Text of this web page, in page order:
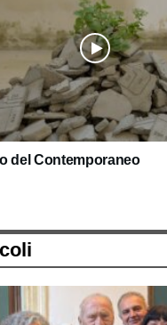
del Contemporaneo